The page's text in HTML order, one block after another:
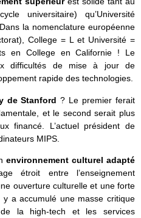
universitaire) qu’Université
la nomenclature européenne
College = L et Université =
en College en Californie ! Le
difficultés de mise à jour de
rapide des technologies.
de Stanford? Le premier ferait
et le second serait plus
financé. L’actuel président de
MIPS.
environnement culturel adapté
étroit entre l’enseignement
ouverture culturelle et une forte
y a accumulé une masse critique
de la high-tech et les services